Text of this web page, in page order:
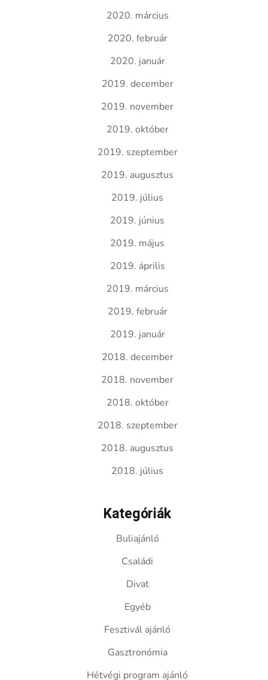
2020. március
2020. február
2020. január
2019. december
2019. november
2019. október
2019. szeptember
2019. augusztus
2019. július
2019. június
2019. május
2019. április
2019. március
2019. február
2019. január
2018. december
2018. november
2018. október
2018. szeptember
2018. augusztus
2018. július
Kategóriák
Buliajánló
Családi
Divat
Egyéb
Fesztivál ajánló
Gasztronómia
Hétvégi program ajánló